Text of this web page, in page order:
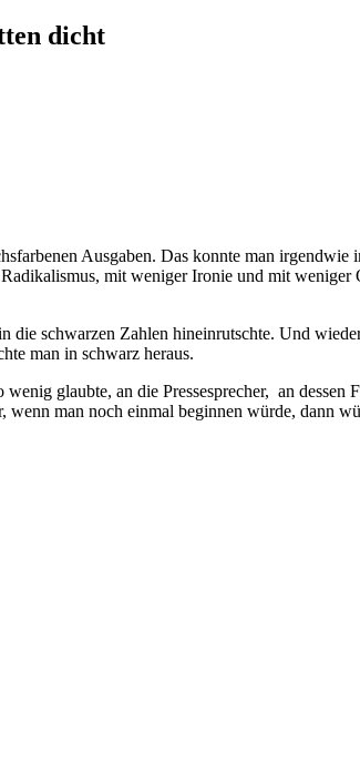
dicht
Ausgaben. Das konnte man
mit weniger Ironie und mit
schwarzen Zahlen hineinrutschte. Und
man in schwarz heraus.
glaubte, an die Pressesprecher, an
man noch einmal beginnen würde, dann